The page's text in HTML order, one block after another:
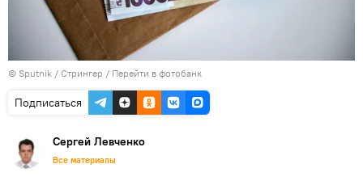
© Sputnik / Стрингер / Перейти в фотобанк
Подписаться
Сергей Левченко
Все материалы